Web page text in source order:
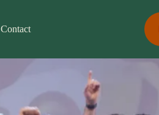
Contact